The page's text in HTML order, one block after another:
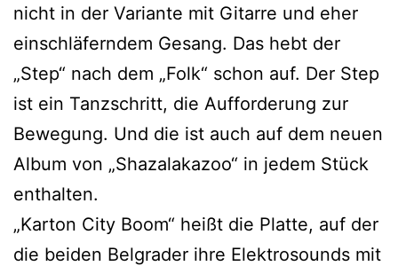
nicht in der Variante mit Gitarre und eher
einschläferndem Gesang. Das hebt der
„Step“ nach dem „Folk“ schon auf. Der Step
ist ein Tanzschritt, die Aufforderung zur
Bewegung. Und die ist auch auf dem neuen
Album von „Shazalakazoo“ in jedem Stück
enthalten.
„Karton City Boom“ heißt die Platte, auf der
die beiden Belgrader ihre Elektrosounds mit